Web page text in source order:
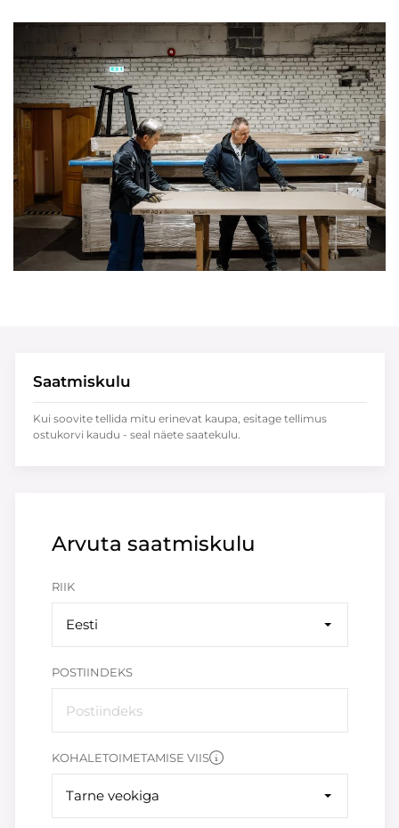
Arvuta saatmiskulu
RIIK
Eesti
POSTIINDEKS
KOHALETOIMETAMISE VIIS
Tarne veokiga
Saatmiskulu
Kui soovite tellida mitu erinevat kaupa, esitage tellimus
ostukorvi kaudu - seal näete saatekulu.